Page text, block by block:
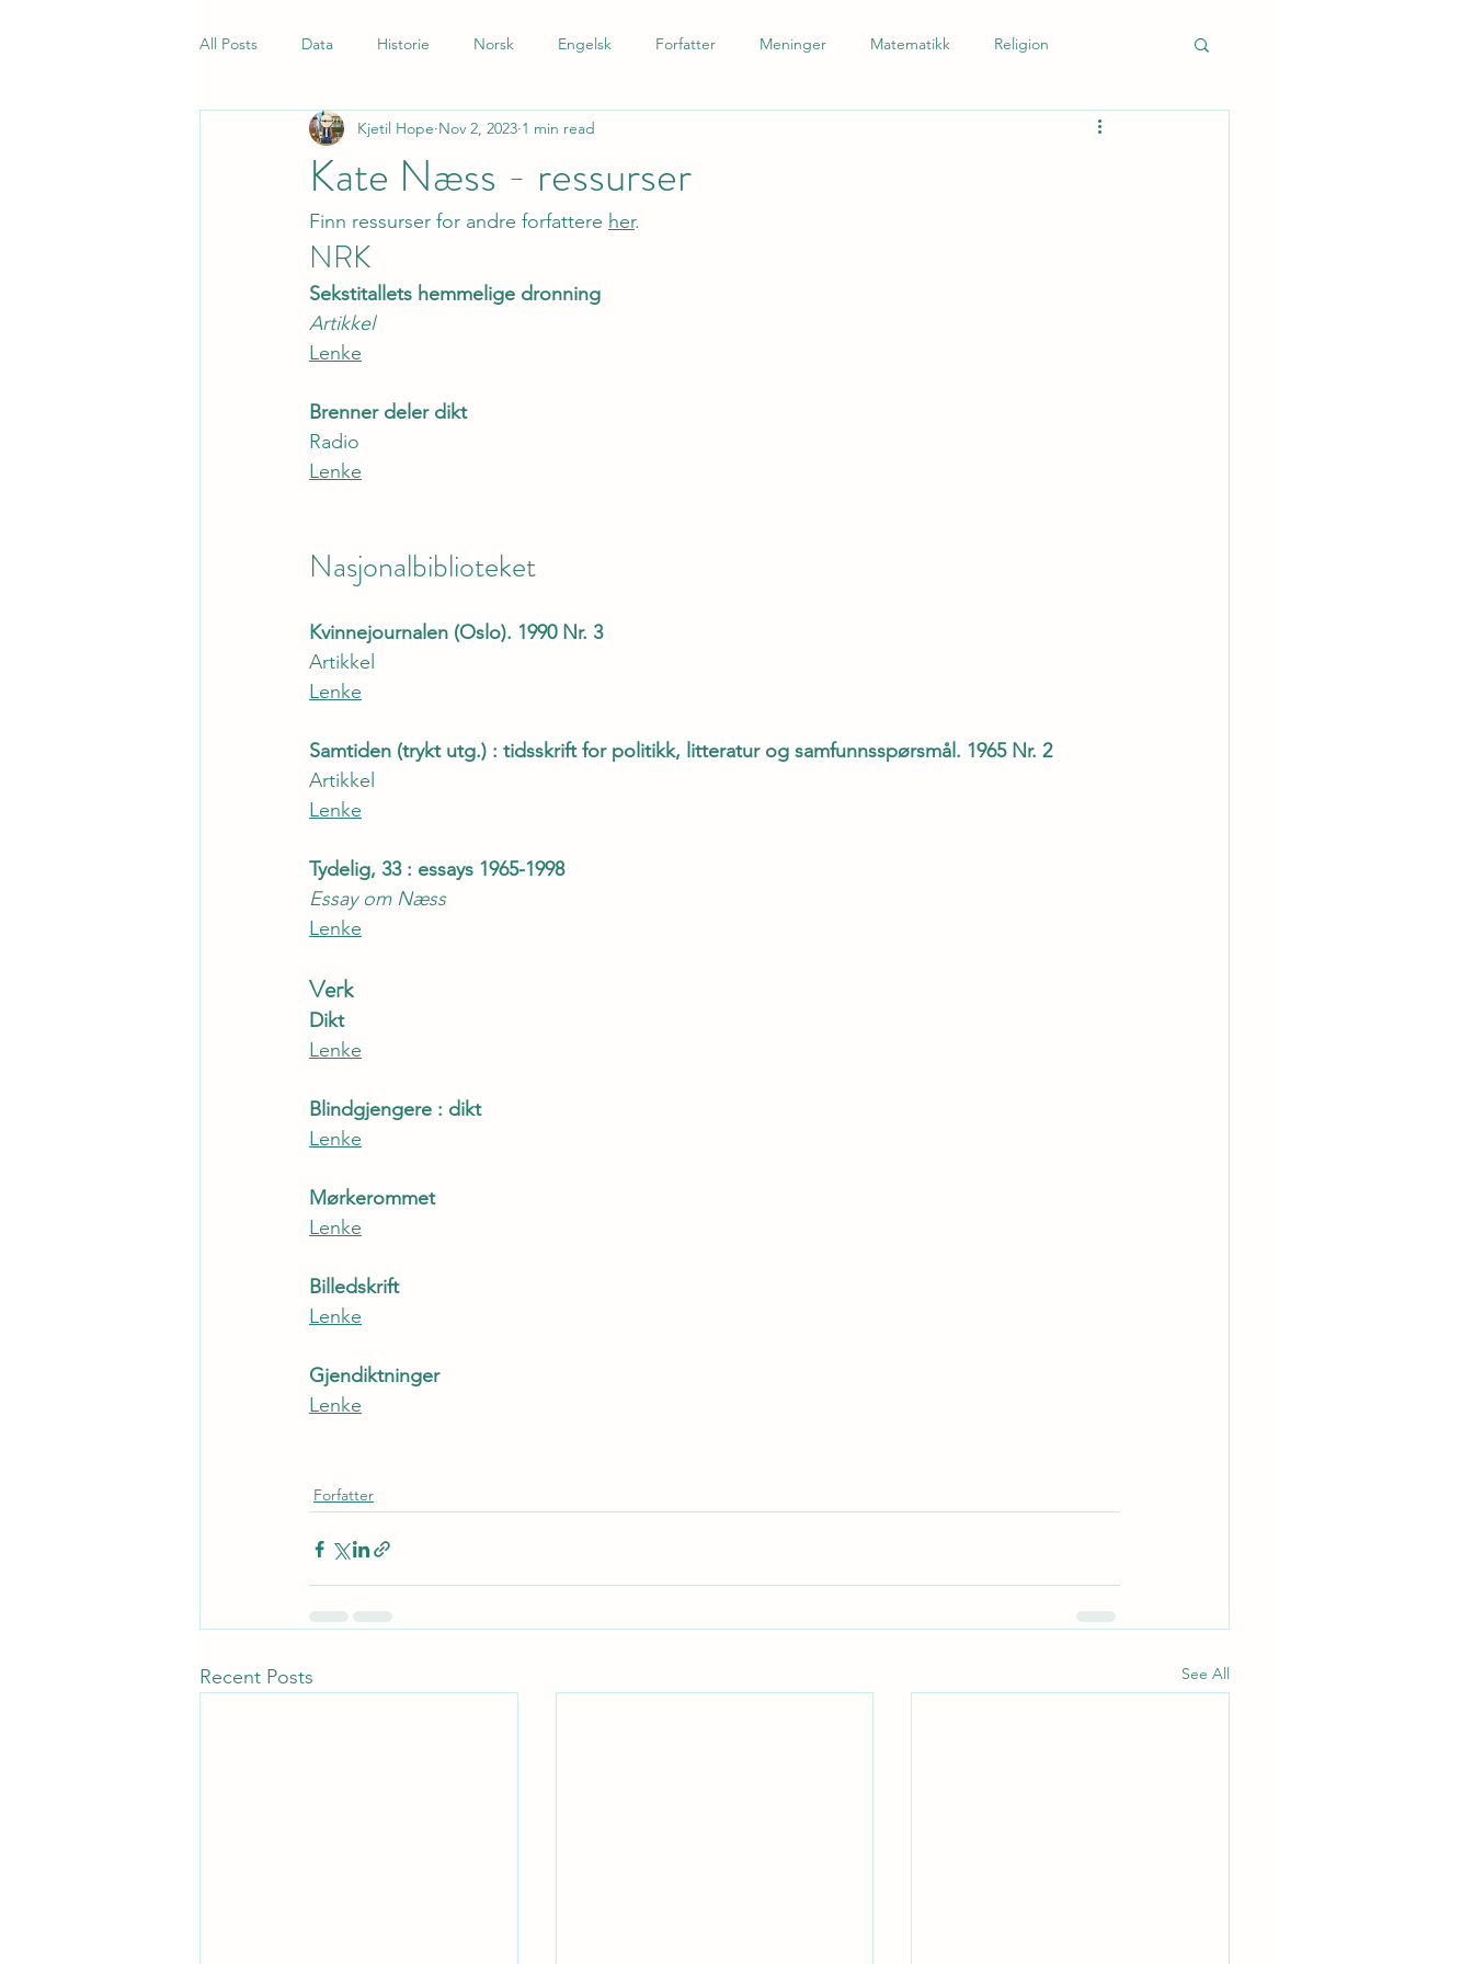
All Posts Data Historie Norsk Engelsk Forfatter Meninger Matematikk Religion
Samfunnsfag Quiz Norsk som andrespråk
Kate Næss - ressurser
Kjetil Hope Nov 2, 2023 1 min read
Finn ressurser for andre forfattere her.
NRK
Sekstitallets hemmelige dronning
Artikkel
Lenke
Brenner deler dikt
Radio
Lenke
Nasjonalbiblioteket
Kvinnejournalen (Oslo). 1990 Nr. 3
Artikkel
Lenke
Samtiden (trykt utg.) : tidsskrift for politikk, litteratur og samfunnsspørsmål. 1965 Nr. 2
Artikkel
Lenke
Tydelig, 33 : essays 1965-1998
Essay om Næss
Lenke
Verk
Dikt
Lenke
Blindgjengere : dikt
Lenke
Mørkerommet
Lenke
Billedskrift
Lenke
Gjendiktninger
Lenke
Forfatter
Recent Posts See All